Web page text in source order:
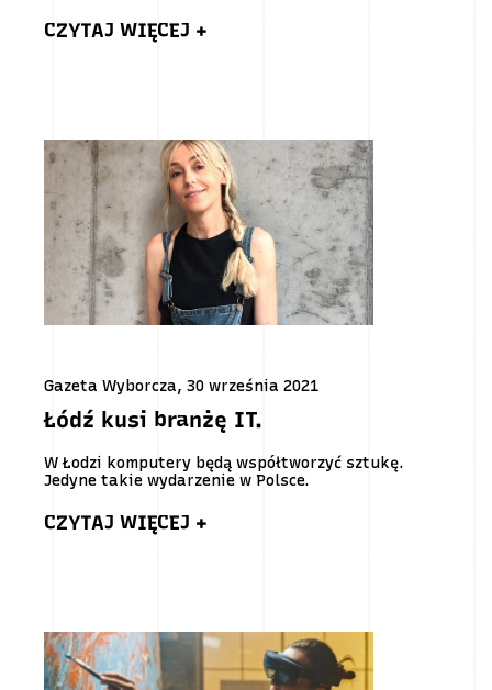
CZYTAJ WIĘCEJ +
Gazeta Wyborcza, 30 września 2021
Łódź kusi branżę IT.
W Łodzi komputery będą współtworzyć sztukę.
Jedyne takie wydarzenie w Polsce.
CZYTAJ WIĘCEJ +